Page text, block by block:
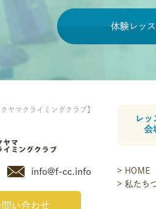
体験レッ
ヤマクライミングクラブ】
info@f-cc.info
問い合わせ
レッ
会
HOME
私たち